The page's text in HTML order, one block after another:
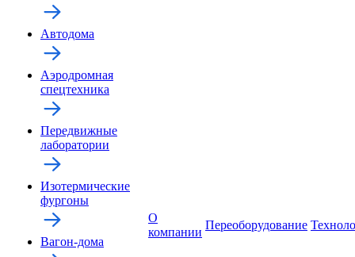
Автодома
Аэродромная
спецтехника
Передвижные
лаборатории
Изотермические
фургоны
Вагон-дома
О
компании
Переоборудование